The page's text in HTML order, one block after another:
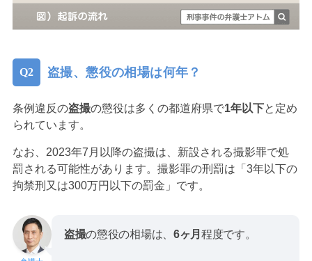
盗撮、懲役の相場は何年？
条例違反の盗撮の懲役は多くの都道府県で1年以下 と定め
られています。
なお、2023年7月以降の盗撮は、新設される撮影罪で処
罰される可能性があります。撮影罪の刑罰は「3年以下の
拘禁刑又は300万円以下の罰金」です。
盗撮の懲役の相場は、 6ヶ月程度です。